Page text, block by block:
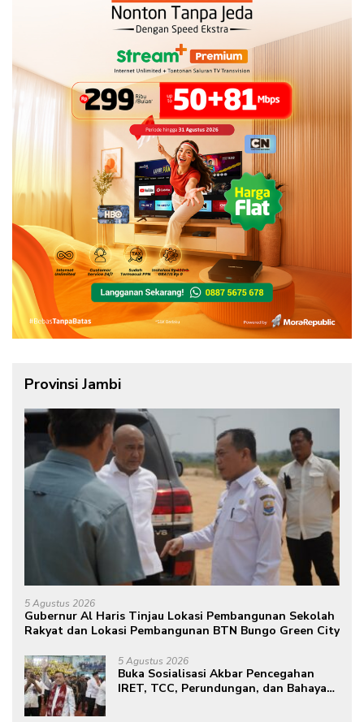
Provinsi Jambi
5 Agustus 2026
Gubernur Al Haris Tinjau Lokasi Pembangunan Sekolah
Rakyat dan Lokasi Pembangunan BTN Bungo Green City
5 Agustus 2026
Buka Sosialisasi Akbar Pencegahan
IRET, TCC, Perundungan, dan Bahaya